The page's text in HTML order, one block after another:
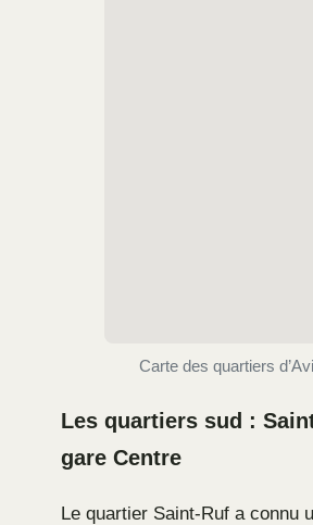
Carte des quartiers
Les quartiers sud :
gare Centre
Le quartier Saint-Ruf a connu